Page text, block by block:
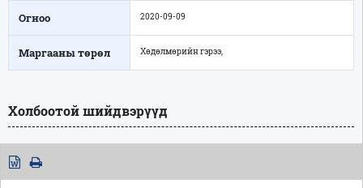
Огноо 2020-09-09
Маргааны төрөл Хөдөлмөрийн гэрээ,
Холбоотой шийдвэрүүд